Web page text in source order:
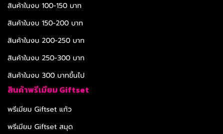
สินค้าในงบ 100-150 บาท
สินค้าในงบ 150-200 บาท
สินค้าในงบ 200-250 บาท
สินค้าในงบ 250-300 บาท
สินค้าในงบ 300 บาทขึ้นไป
สินค้าพรีเมียม Giftset
พรีเมียม Giftset แก้ว
พรีเมียม Giftset สมุด